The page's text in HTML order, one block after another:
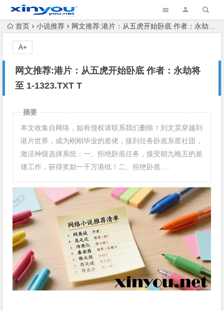
首页 小说推荐 网文推荐:港片：从五虎开始卧底 作者：永劫将至 1-1323.TXT T
网文推荐:港片：从五虎开始卧底 作者：永劫将
至 1-1323.TXT T
A+
摘要
本文收集自网络，如有侵权请联系我们删除！刘文昊穿越到
港片世界，成为刚刚毕业的差佬，接到任务卧底东星社团，
激活神级选择系统：一、拒绝卧底任务，接受朝九晚五的差
佬工作，获得奖励一千万港纸！二、拒绝卧底 …